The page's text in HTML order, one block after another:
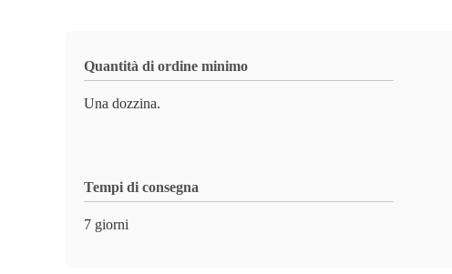
Quantità di ordine minimo
Una dozzina.
Tempi di consegna
7 giorni